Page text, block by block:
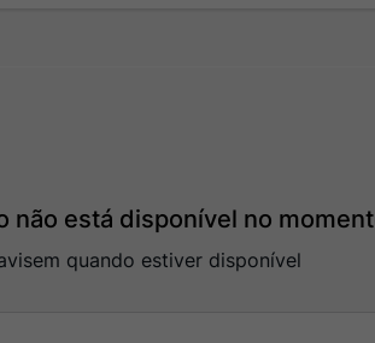
não está disponível no
quando estiver disponível